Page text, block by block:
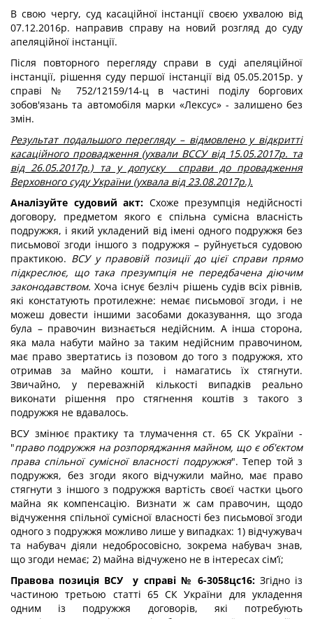
В свою чергу, суд касаційної інстанції своєю ухвалою від
07.12.2016р. направив справу на новий розгляд до суду
апеляційної інстанції.
Після повторного перегляду справи в суді апеляційної
інстанції, рішення суду першої інстанції від 05.05.2015р. у
справі № 752/12159/14-ц в частині поділу боргових
зобов'язань та автомобіля марки «Лексус» - залишено без
змін.
Результат подальшого перегляду – відмовлено у відкритті
касаційного провадження (ухвали ВССУ від 15.05.2017р. та
від 26.05.2017р.) та у допуску справи до провадження
Верховного суду України (ухвала від 23.08.2017р.).
Аналізуйте судовий акт: Схоже презумпція недійсності
договору, предметом якого є спільна сумісна власність
подружжя, і який укладений від імені одного подружжя без
письмової згоди іншого з подружжя – руйнується судовою
практикою. ВСУ у правовій позиції до цієї справи прямо
підкреслює, що така презумпція не передбачена діючим
законодавством. Хоча існує безліч рішень судів всіх рівнів,
які констатують протилежне: немає письмової згоди, і не
можеш довести іншими засобами доказування, що згода
була – правочин визнається недійсним. А інша сторона,
яка мала набути майно за таким недійсним правочином,
має право звертатись із позовом до того з подружжя, хто
отримав за майно кошти, і намагатись їх стягнути.
Звичайно, у переважній кількості випадків реально
виконати рішення про стягнення коштів з такого з
подружжя не вдавалось.
ВСУ змінює практику та тлумачення ст. 65 СК України -
"право подружжя на розпоряджання майном, що є об'єктом
права спільної сумісної власності подружжя". Тепер той з
подружжя, без згоди якого відчужили майно, має право
стягнути з іншого з подружжя вартість своєї частки цього
майна як компенсацію. Визнати ж сам правочин, щодо
відчуження спільної сумісної власності без письмової згоди
одного з подружжя можливо лише у випадках: 1) відчужувач
та набувач діяли недобросовісно, зокрема набувач знав,
що згоди немає; 2) майна відчужено не в інтересах сім’ї;
Правова позиція ВСУ у справі № 6-3058цс16: Згідно із
частиною третьою статті 65 СК України для укладення
одним із подружжя договорів, які потребують